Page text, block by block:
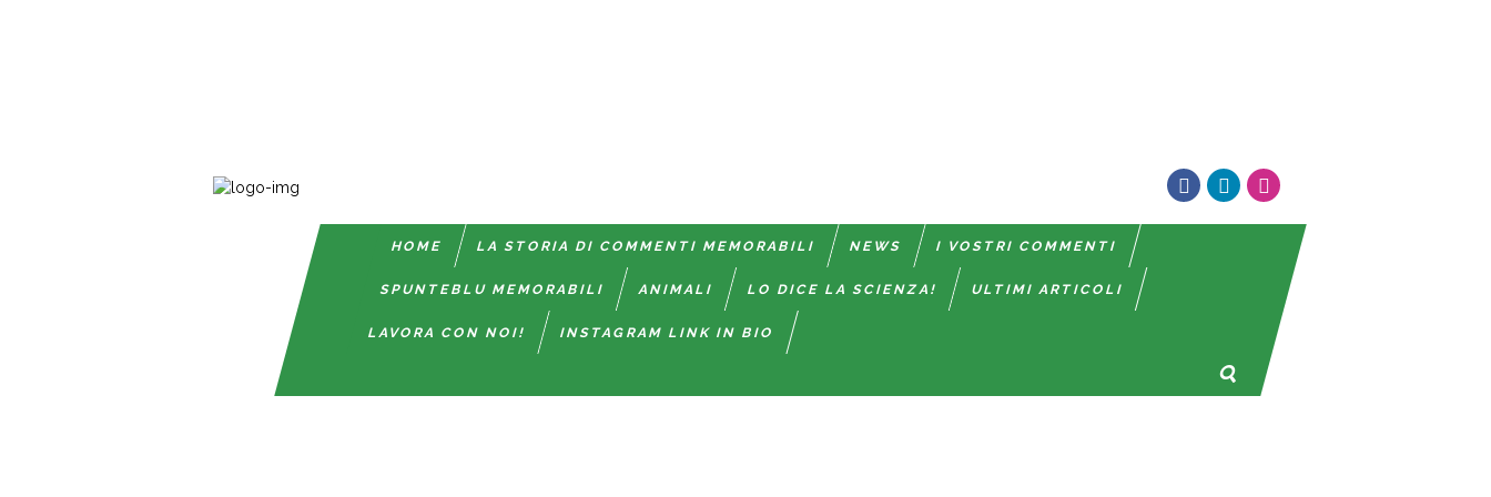
HOME LA STORIA DI COMMENTI MEMORABILI NEWS I VOSTRI COMMENTI
SPUNTEBLU MEMORABILI ANIMALI LO DICE LA SCIENZA! ULTIMI ARTICOLI
LAVORA CON NOI! INSTAGRAM LINK IN BIO